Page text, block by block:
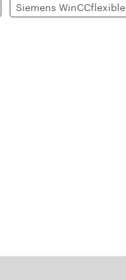
Siemens WinCCflexible